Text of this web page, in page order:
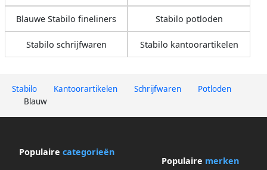
Stabilo Kantoorartikelen Schrijfwaren
Potloden
Blauw
Blauwe Stabilo fineliners Stabilo potloden
Stabilo schrijfwaren Stabilo kantoorartikelen
Populaire categorieën
Populaire merken